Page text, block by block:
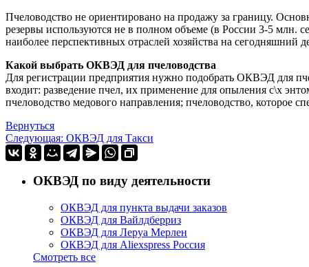
Пчеловодство не ориентировано на продажу за границу.
резервы используются не в полном объеме (в России 3-5 млн.
наиболее перспективных отраслей хозяйства на сегодняшний
Какой выбрать ОКВЭД для пчеловодства
Для регистрации предприятия нужно подобрать ОКВЭД для
входит: разведение пчел, их применение для опыления с\х
пчеловодство медового направления; пчеловодство, которое
Вернуться
Следующая: ОКВЭД для Такси
ОКВЭД по виду деятельности
ОКВЭД для пункта выдачи заказов
ОКВЭД для Вайлдберриз
ОКВЭД для Леруа Мерлен
ОКВЭД для Aliexspress Россия
Смотреть все